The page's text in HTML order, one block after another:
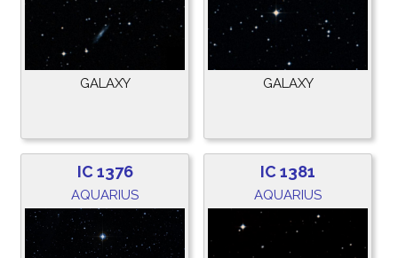
GALAXY GALAXY
IC 1376
AQUARIUS
IC 1381
AQUARIUS